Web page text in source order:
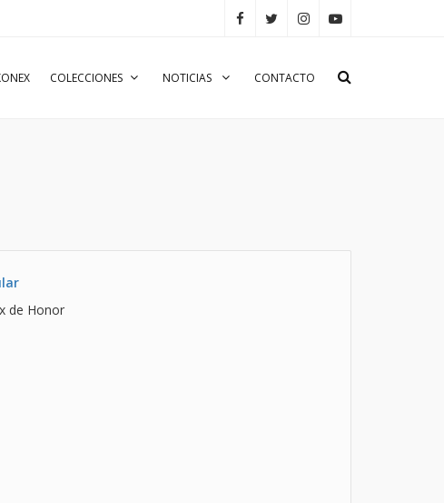
COLECCIONES NOTICIAS CONTACTO
de Honor